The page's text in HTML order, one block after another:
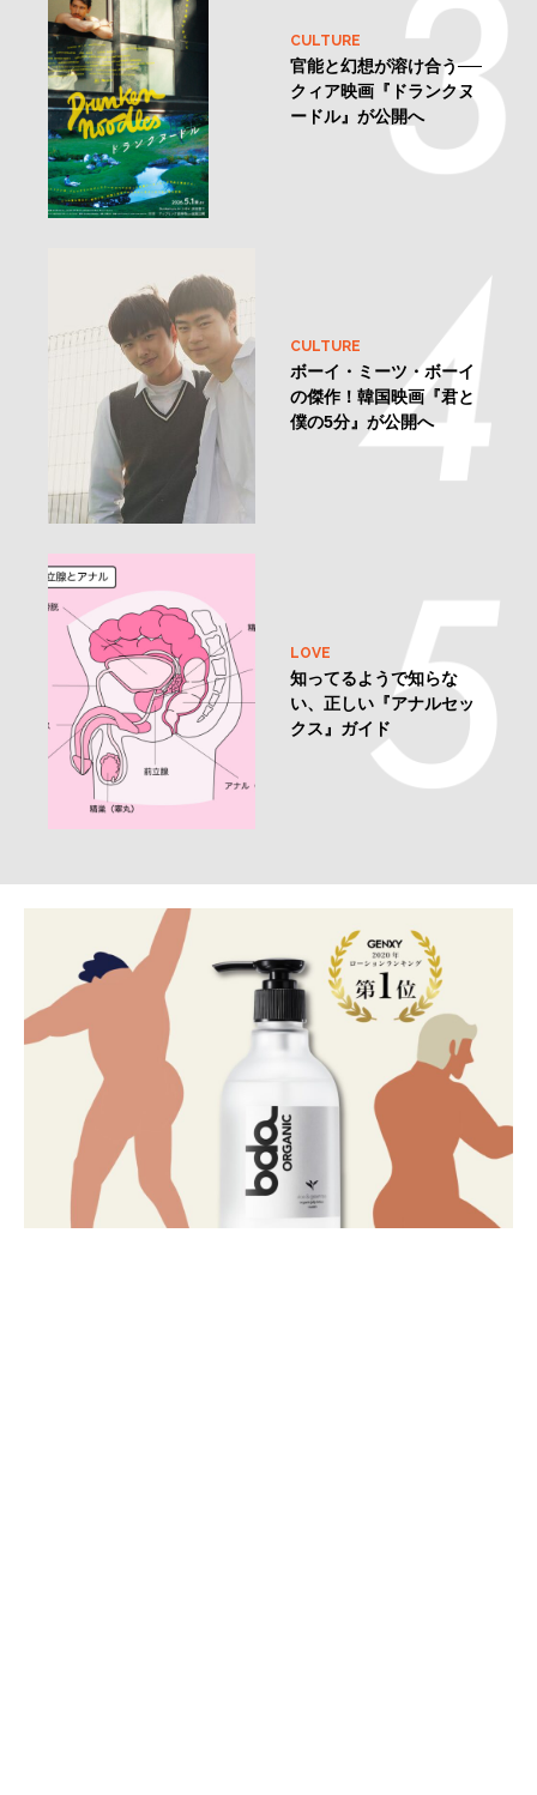
CULTURE
官能と幻想が溶け合う──
クィア映画『ドランクヌ
ードル』が公開へ
CULTURE
ボーイ・ミーツ・ボーイ
の傑作！韓国映画『君と
僕の5分』が公開へ
LOVE
知ってるようで知らな
い、正しい『アナルセッ
クス』ガイド